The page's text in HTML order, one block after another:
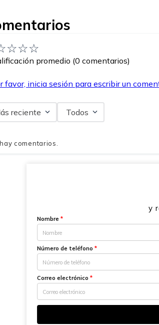
☆☆☆
promedio (0 comentarios)
favor, inicia sesión para escribir un
reciente Todos
comentarios.
y
Nombre *
Número de teléfono *
Correo electrónico *